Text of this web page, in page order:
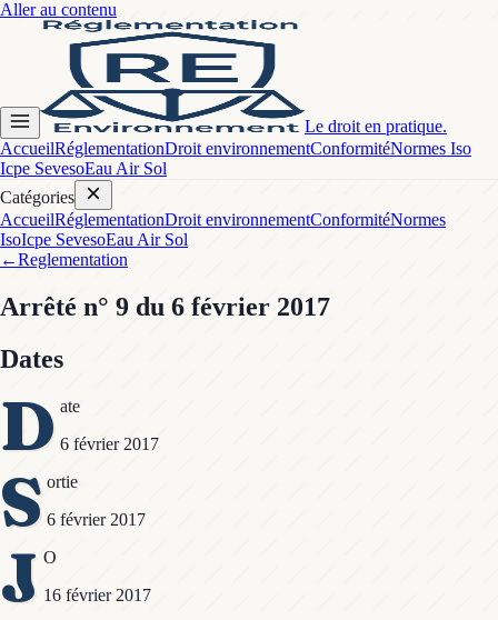
Aller au contenu
Le droit en pratique.
AccueilRéglementationDroit environnementConformitéNormes Iso
Icpe SevesoEau Air Sol
Catégories
AccueilRéglementationDroit environnementConformitéNormes
IsoIcpe SevesoEau Air Sol
←Reglementation
Arrêté n° 9 du 6 février 2017
Dates
D ate
6 février 2017
S ortie
6 février 2017
J O
16 février 2017